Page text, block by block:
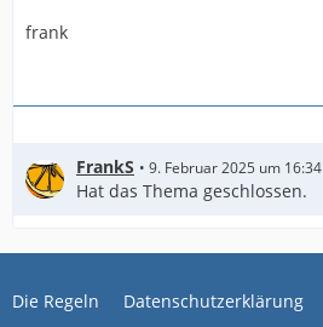
frank
FrankS 9. Februar 2025 um 16:34
Hat das Thema geschlossen.
Die Regeln Datenschutzerklärung